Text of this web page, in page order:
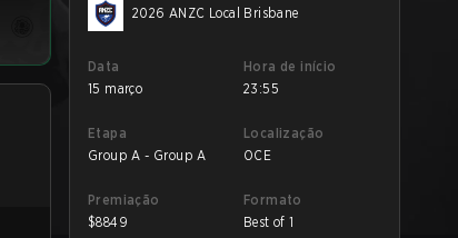
2026 ANZC Local Brisbane
Data
15 março
Hora de início
23:55
Etapa
Group A - Group A
Localização
OCE
Premiação
$8849
Formato
Best of 1